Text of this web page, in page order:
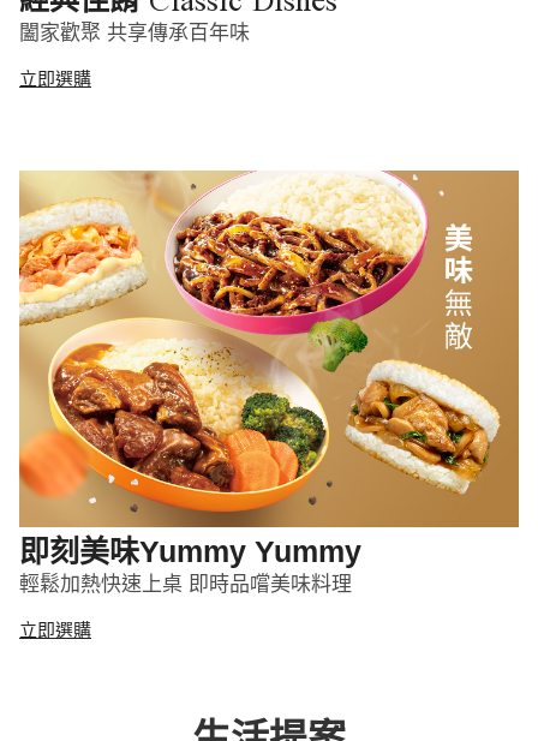
闔家歡聚 共享傳承百年味
立即選購
即刻美味Yummy Yummy
輕鬆加熱快速上桌 即時品嚐美味料理
立即選購